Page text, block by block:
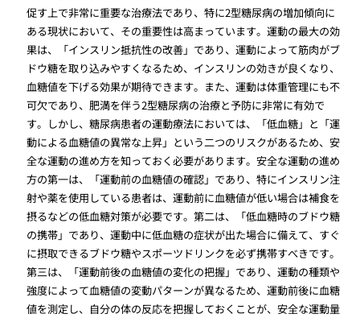
促す上で非常に重要な治療法であり、特に2型糖尿病の増加傾向に
ある現状において、その重要性は高まっています。運動の最大の効
果は、「インスリン抵抗性の改善」であり、運動によって筋肉がブ
ドウ糖を取り込みやすくなるため、インスリンの効きが良くなり、
血糖値を下げる効果が期待できます。また、運動は体重管理にも不
可欠であり、肥満を伴う2型糖尿病の治療と予防に非常に有効で
す。しかし、糖尿病患者の運動療法においては、「低血糖」と「運
動による血糖値の異常な上昇」という二つのリスクがあるため、安
全な運動の進め方を知っておく必要があります。安全な運動の進め
方の第一は、「運動前の血糖値の確認」であり、特にインスリン注
射や薬を使用している患者は、運動前に血糖値が低い場合は補食を
摂るなどの低血糖対策が必要です。第二は、「低血糖時のブドウ糖
の携帯」であり、運動中に低血糖の症状が出た場合に備えて、すぐ
に摂取できるブドウ糖やスポーツドリンクを必ず携帯すべきです。
第三は、「運動前後の血糖値の変化の把握」であり、運動の種類や
強度によって血糖値の変動パターンが異なるため、運動前後に血糖
値を測定し、自分の体の反応を把握しておくことが、安全な運動量